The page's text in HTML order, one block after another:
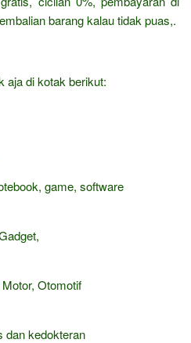
barang kalau tidak puas,.
aja di kotak berikut:
game, software
Motor, Otomotif
dan kedokteran